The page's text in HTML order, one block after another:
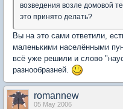
возведения возле домовой
это принято делать?
Вы на это сами ответили,
маленькими населёнными
всё уже решили и слово
разнообразней.
romannew
05 May 2006